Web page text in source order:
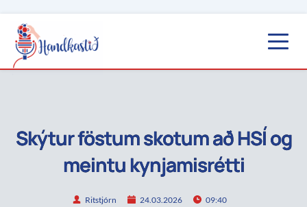
Skýtur föstum skotum að HSÍ og
meintu kynjamisrétti
Ritstjórn 24.03.2026 09:40